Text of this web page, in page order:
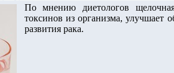
По мнению диетологов
токсинов из организма, улучшает
развития рака.